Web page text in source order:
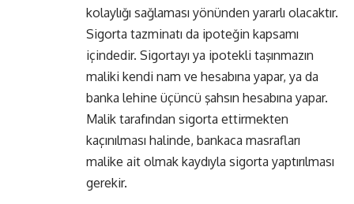
kolaylığı sağlaması yönünden yararlı olacaktır.
Sigorta tazminatı da ipoteğin kapsamı
içindedir. Sigortayı ya ipotekli taşınmazın
maliki kendi nam ve hesabına yapar, ya da
banka lehine üçüncü şahsın hesabına yapar.
Malik tarafından sigorta ettirmekten
kaçınılması halinde, bankaca masrafları
malike ait olmak kaydıyla sigorta yaptırılması
gerekir.